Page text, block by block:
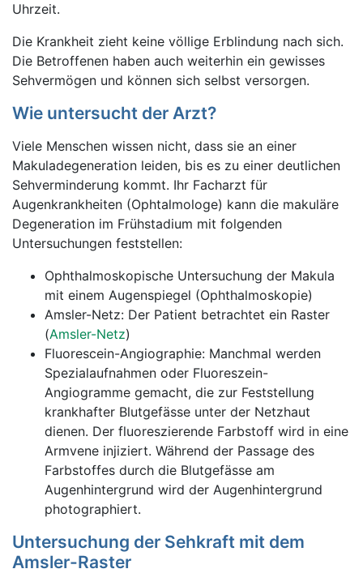
Uhrzeit.
Die Krankheit zieht keine völlige Erblindung nach sich.
Die Betroffenen haben auch weiterhin ein gewisses
Sehvermögen und können sich selbst versorgen.
Wie untersucht der Arzt?
Viele Menschen wissen nicht, dass sie an einer
Makuladegeneration leiden, bis es zu einer deutlichen
Sehverminderung kommt. Ihr Facharzt für
Augenkrankheiten (Ophtalmologe) kann die makuläre
Degeneration im Frühstadium mit folgenden
Untersuchungen feststellen:
Ophthalmoskopische Untersuchung der Makula
mit einem Augenspiegel (Ophthalmoskopie)
Amsler-Netz: Der Patient betrachtet ein Raster
(Amsler-Netz)
Fluorescein-Angiographie: Manchmal werden
Spezialaufnahmen oder Fluoreszein-
Angiogramme gemacht, die zur Feststellung
krankhafter Blutgefässe unter der Netzhaut
dienen. Der fluoreszierende Farbstoff wird in eine
Armvene injiziert. Während der Passage des
Farbstoffes durch die Blutgefässe am
Augenhintergrund wird der Augenhintergrund
photographiert.
Untersuchung der Sehkraft mit dem
Amsler-Raster